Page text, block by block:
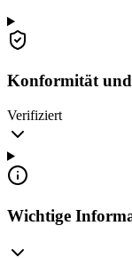
Konformität und
Verifiziert
Wichtige